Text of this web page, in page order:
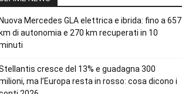
Mercedes GLA elettrica e ibrida: fino a 657
di autonomia e 270 km recuperati in 10
cresce del 13% e guadagna 300
ma l’Europa resta in rosso: cosa dicono i